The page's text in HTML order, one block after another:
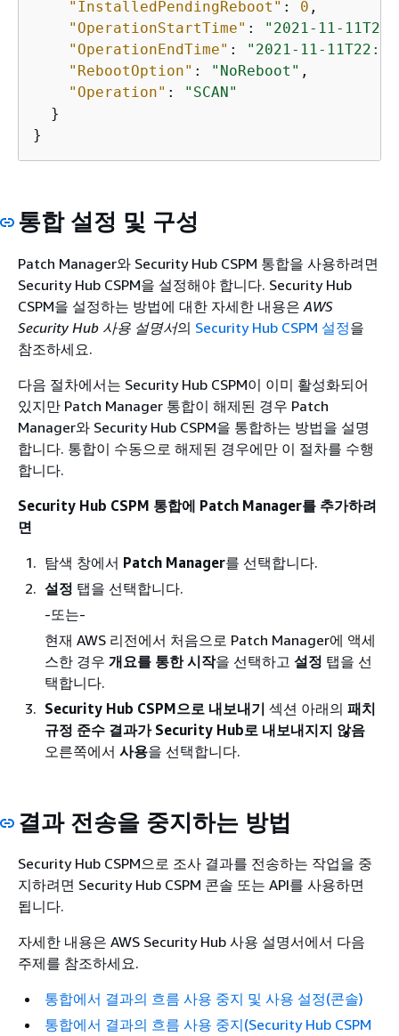
"InstalledPendingReboot" : 0 ,
"OperationStartTime" :
"2021-11-
"OperationEndTime" :
"2021-11-
"RebootOption" : "NoReboot" ,
"Operation" :
"SCAN"
  }
}
통합 설정 및 구성
Patch Manager와 Security Hub CSPM 통합을 사용하려면
Security Hub CSPM을 설정해야 합니다. Security Hub
CSPM을 설정하는 방법에 대한 자세한 내용은 AWS
Security Hub 사용 설명서의 Security Hub CSPM 설정을
참조하세요.
다음 절차에서는 Security Hub CSPM이 이미 활성화되어
있지만 Patch Manager 통합이 해제된 경우 Patch
Manager와 Security Hub CSPM을 통합하는 방법을 설명
합니다. 통합이 수동으로 해제된 경우에만 이 절차를 수행
합니다.
Security Hub CSPM 통합에 Patch Manager를 추가하려
면
탐색 창에서 Patch Manager를 선택합니다.
설정 탭을 선택합니다.
-또는-
현재 AWS 리전에서 처음으로 Patch Manager에 액세
스한 경우 개요를 통한 시작을 선택하고 설정 탭을 선
택합니다.
Security Hub CSPM으로 내보내기 섹션 아래의 패치
규정 준수 결과가 Security Hub로 내보내지지 않음
오른쪽에서 사용을 선택합니다.
결과 전송을 중지하는 방법
Security Hub CSPM으로 조사 결과를 전송하는 작업을 중
지하려면 Security Hub CSPM 콘솔 또는 API를 사용하면
됩니다.
자세한 내용은 AWS Security Hub 사용 설명서에서 다음
주제를 참조하세요.
통합에서 결과의 흐름 사용 중지 및 사용 설정(콘솔)
통합에서 결과의 흐름 사용 중지(Security Hub CSPM